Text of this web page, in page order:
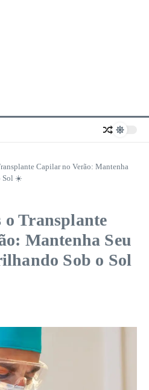
Capilar no Verão: Mantenha
Sol ☀️
o Transplante
Mantenha Seu
Sob o Sol